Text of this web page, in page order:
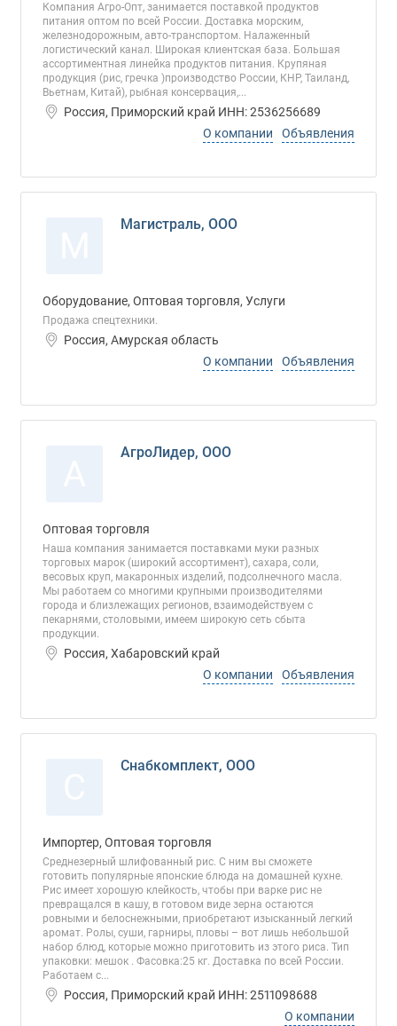
Компания Агро-Опт, занимается поставкой продуктов
питания оптом по всей России. Доставка морским,
железнодорожным, авто-транспортом. Налаженный
логистический канал. Широкая клиентская база. Большая
ассортиментная линейка продуктов питания. Крупяная
продукция (рис, гречка )производство России, КНР, Таиланд,
Вьетнам, Китай), рыбная консервация,...
Россия, Приморский край ИНН: 2536256689
О компании
Объявления
Магистраль, ООО
Оборудование, Оптовая торговля, Услуги
Продажа спецтехники.
Россия, Амурская область
О компании
Объявления
АгроЛидер, ООО
Оптовая торговля
Наша компания занимается поставками муки разных
торговых марок (широкий ассортимент), сахара, соли,
весовых круп, макаронных изделий, подсолнечного масла.
Мы работаем со многими крупными производителями
города и близлежащих регионов, взаимодействуем с
пекарнями, столовыми, имеем широкую сеть сбыта
продукции.
Россия, Хабаровский край
О компании
Объявления
Снабкомплект, ООО
Импортер, Оптовая торговля
Среднезерный шлифованный рис. С ним вы сможете
готовить популярные японские блюда на домашней кухне.
Рис имеет хорошую клейкость, чтобы при варке рис не
превращался в кашу, в готовом виде зерна остаются
ровными и белоснежными, приобретают изысканный легкий
аромат. Ролы, суши, гарниры, пловы – вот лишь небольшой
набор блюд, которые можно приготовить из этого риса. Тип
упаковки: мешок . Фасовка:25 кг. Доставка по всей России.
Работаем с...
Россия, Приморский край ИНН: 2511098688
О компании